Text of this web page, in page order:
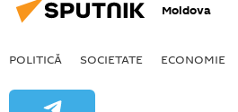
Moldova
POLITICĂ SOCIETATE ECONOMIE